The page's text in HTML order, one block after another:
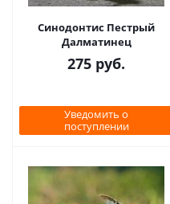
Синодонтис Пестрый
Далматинец
275 руб.
Уведомить о
поступлении